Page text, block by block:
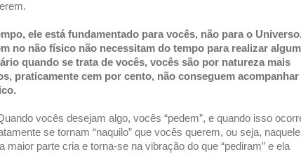
ele está fundamentado para vocês, não para o
no não físico não necessitam do tempo para realizar
quando se trata de vocês, vocês são por natureza mais
praticamente cem por cento, não conseguem acompanhar
vocês desejam algo, vocês “pedem”, e quando isso
se tornam “naquilo” que vocês querem, ou seja, naquele
maior parte cria e torna-se na vibração do que “pediram” e ela